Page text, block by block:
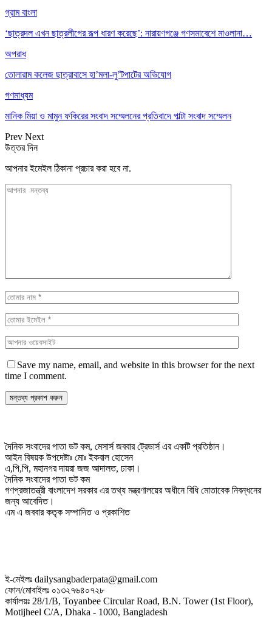
গ্রাম বাংলা
‘ছাত্রদল এখন ছাত্রলীগের রূপ ধারণ করেছে’: নারায়ণগঞ্জে গণসমাবেশে মাওলানা…
অপরাধ
তোলারাম কলেজ ছাত্রাবাসে হা’মলা-লু’টপাটের অভিযোগ
গণমাধ্যম
মানিক মিয়া ও মামুন ফকিরের সংবাদ সম্মেলনের প্রতিবাদে পাল্টা সংবাদ সম্মেলন
Prev Next
উত্তর দিন
আপনার ইমেইল ঠিকানা প্রচার করা হবে না.
Save my name, email, and website in this browser for the next
time I comment.
দৈনিক সংবাদের পাতা ডট কম, মেসার্স জববার ট্রেডার্স এর একটি প্রতিষ্ঠান।
আইন বিষয়ক উপদেষ্টাঃ মোঃ ইকবাল হোসেন
এ,পি,পি, মহানগর দায়রা জজ আদালত, ঢাকা।
দৈনিক সংবাদের পাতা ডট কম
গণপ্রজাতন্ত্রী বাংলাদেশ সরকার এর তথ্য মন্ত্রণালয়ের অধীনে বিধি মোতাবেক নিবন্ধনের
জন্য আবেদিত।
এম এ জববার কতৃক সম্পাদিত ও প্রকাশিত
ই-মেইলঃ dailysangbaderpata@gmail.com
ফোন/মোবাইলঃ ০১৩২৭৬৪০৭২৮
কার্যালয়ঃ 28/1/B, Toyanbee Circular Road, B.N. Tower (1st Floor),
Motijheel C/A, Dhaka - 1000, Bangladesh